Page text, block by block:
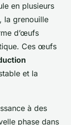
en plusieurs
la grenouille
d’œufs
Ces œufs
et la
à des
phase dans